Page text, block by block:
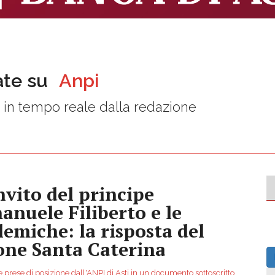
su Anpi
tempo reale dalla redazione
del principe
Filiberto e le
la risposta del
Santa Caterina
prese di posizione dall'ANPI di Asti in un documento sottoscritto